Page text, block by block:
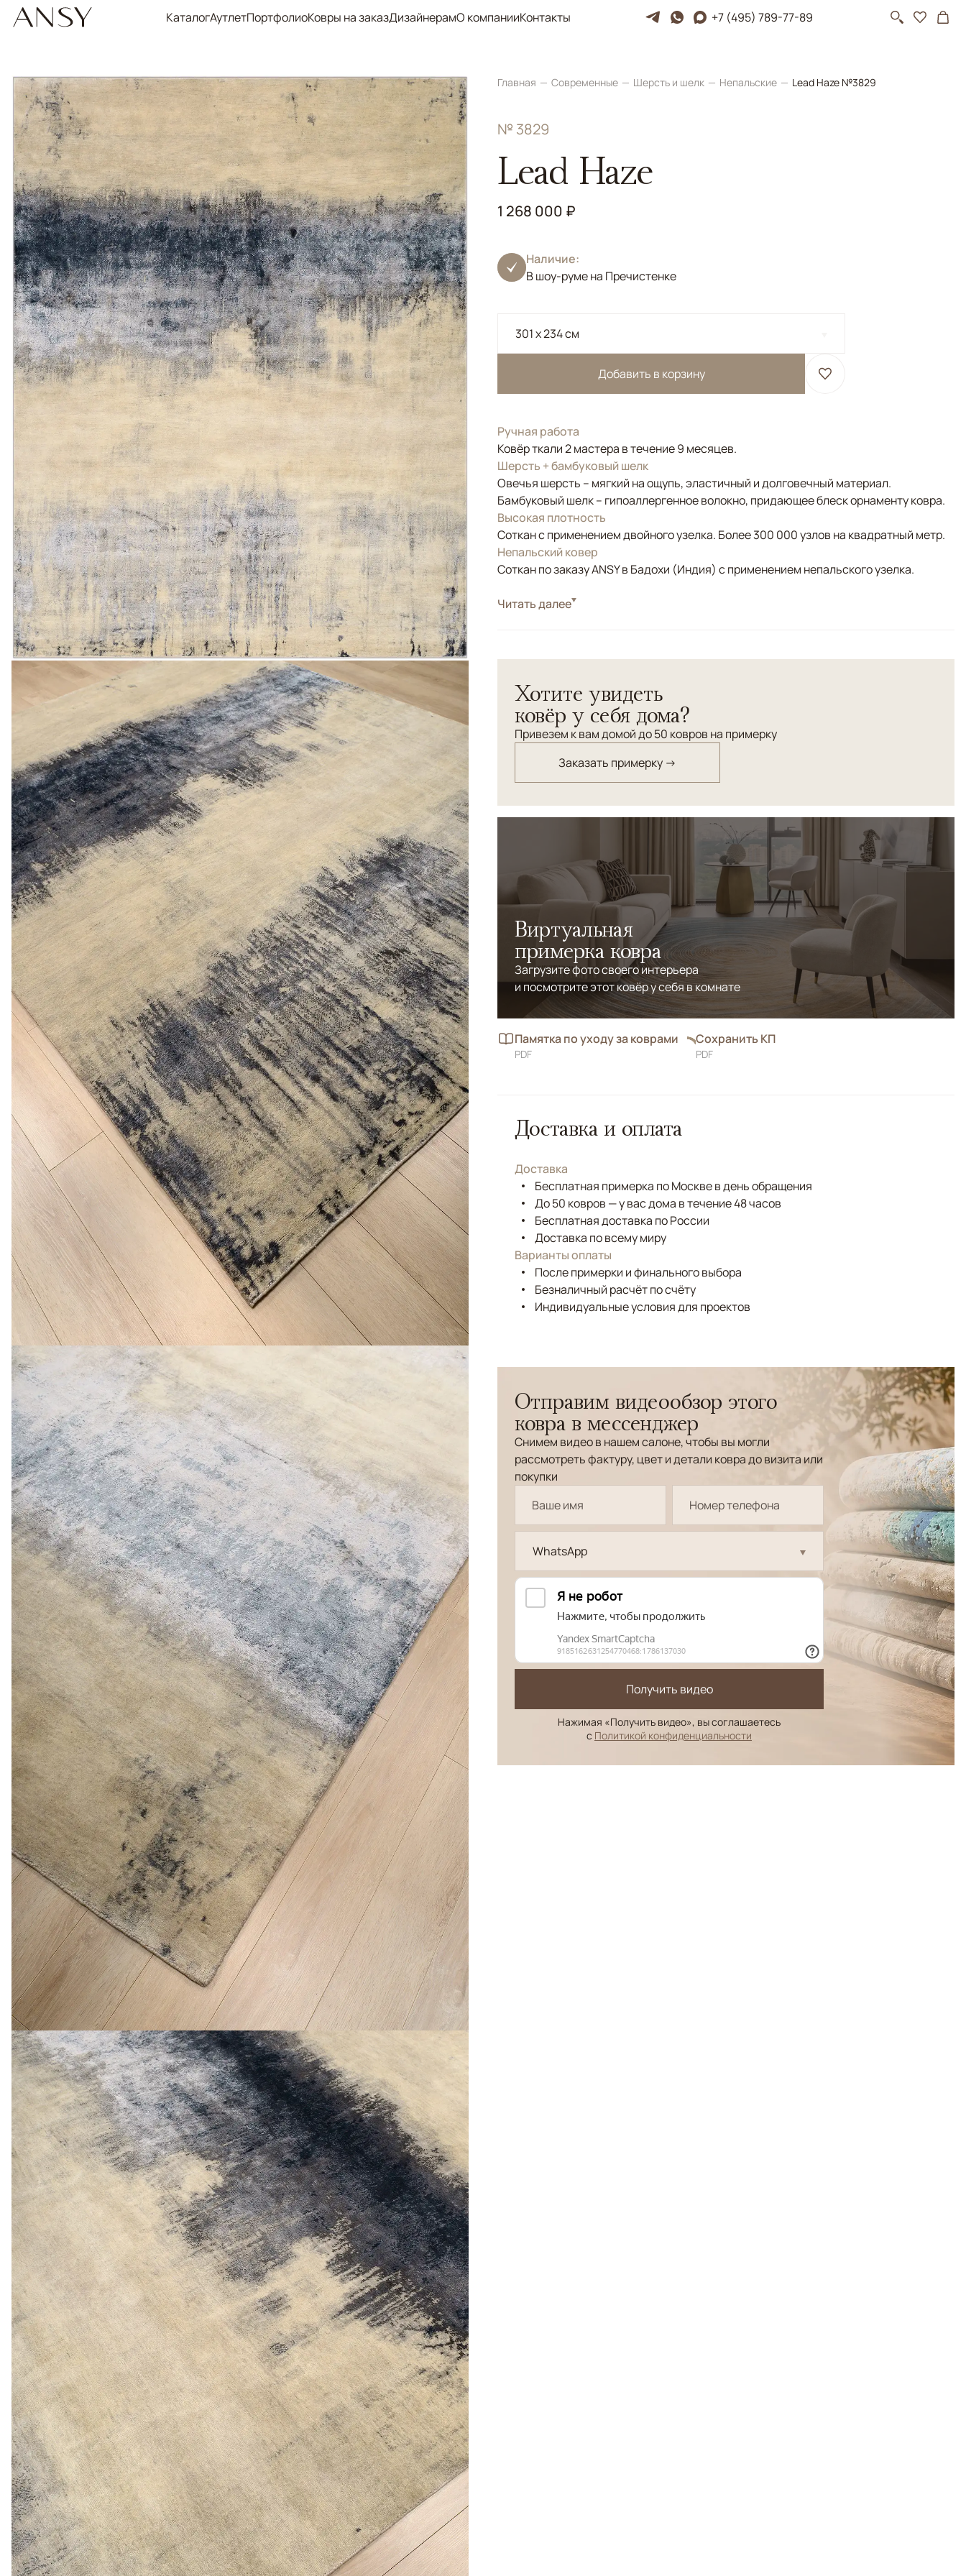
КаталогАутлетПортфолиоКовры на заказДизайнерамО компанииКонтакты +7 (495) 789-77-89
Главная Современные Шерсть и шелк Непальские Lead Haze №3829
№ 3829
Lead Haze
1 268 000 ₽
Наличие:
В шоу-руме на Пречистенке
301 x 234 см
Добавить в корзину
Ручная работа
Ковёр ткали 2 мастера в течение 9 месяцев.
Шерсть + бамбуковый шелк
Овечья шерсть – мягкий на ощупь, эластичный и долговечный материал.
Бамбуковый шелк – гипоаллергенное волокно, придающее блеск орнаменту ковра.
Высокая плотность
Соткан с применением двойного узелка. Более 300 000 узлов на квадратный метр.
Непальский ковер
Соткан по заказу ANSY в Бадохи (Индия) с применением непальского узелка.
СтильСовременные
УзорыАбстрактный
Читать далее
Хотите увидеть
ковёр у себя дома?
Привезем к вам домой до 50 ковров на примерку
Заказать примерку →
Виртуальная
примерка ковра
Загрузите фото своего интерьера
и посмотрите этот ковёр у себя в комнате
Памятка по уходу за коврами
PDF
Сохранить КП
PDF
Доставка и оплата
Доставка
Бесплатная примерка по Москве в день обращения
До 50 ковров — у вас дома в течение 48 часов
Бесплатная доставка по России
Доставка по всему миру
Варианты оплаты
После примерки и финального выбора
Безналичный расчёт по счёту
Индивидуальные условия для проектов
Отправим видеообзор этого
ковра в мессенджер
Снимем видео в нашем салоне, чтобы вы могли
рассмотреть фактуру, цвет и детали ковра до визита или
покупки
WhatsApp
Получить видео
Нажимая «Получить видео», вы соглашаетесь
с Политикой конфиденциальности